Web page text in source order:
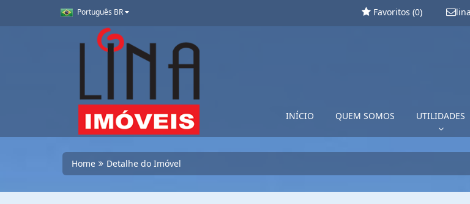
Português BR Favoritos (0)
INÍCIO QUEM SOMOS UTILIDADES
Home Detalhe do Imóvel